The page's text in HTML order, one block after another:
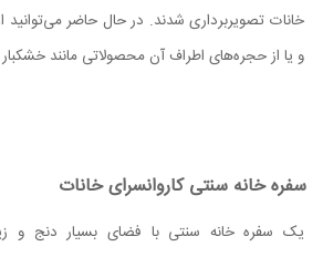
خانات تصویربرداری شدند. در حال حاضر می‌توانید
و یا از حجره‌های اطراف آن محصولاتی مانند
سفره خانه سنتی کاروانسرای خانات
یک سفره خانه سنتی با فضای بسیار دنج و